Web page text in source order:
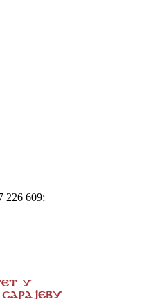
226 609;